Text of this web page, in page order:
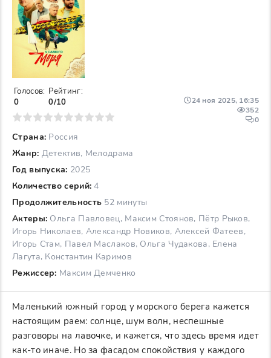
Страна: Россия
Жанр: Детектив, Мелодрама
Год выпуска: 2025
Количество серий: 4
Продолжительность 52 минуты
Актеры: Ольга Павловец, Максим Стоянов, Пётр Рыков,
Игорь Николаев, Александр Новиков, Алексей Фатеев,
Игорь Стам, Павел Маслаков, Ольга Чудакова, Елена
Лагута, Константин Каримов
Режиссер: Максим Демченко
24 ноя 2025, 16:35
352
0
Голосов:
0
Рейтинг:
0/10
7 8 9 10
Маленький южный город у морского берега кажется
настоящим раем: солнце, шум волн, неспешные
разговоры на лавочке, и кажется, что здесь время идет
как-то иначе. Но за фасадом спокойствия у каждого